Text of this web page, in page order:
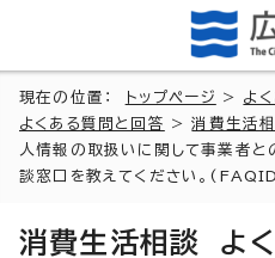
現在の位置： トップページ > よ
よくある質問と回答
>消費生活
人情報の取扱いに関して事業者と
談窓口を教えてください。
消費生活相談 よ